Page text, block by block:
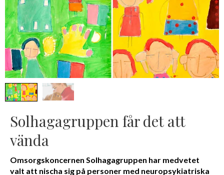
Solhagagruppen får det att
vända
Omsorgskoncernen Solhagagruppen har medvetet
valt att nischa sig på personer med neuropsykiatriska